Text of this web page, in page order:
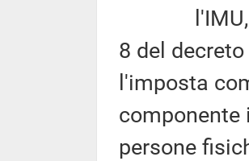
l'IMU, a
8 del
l'imposta
persone